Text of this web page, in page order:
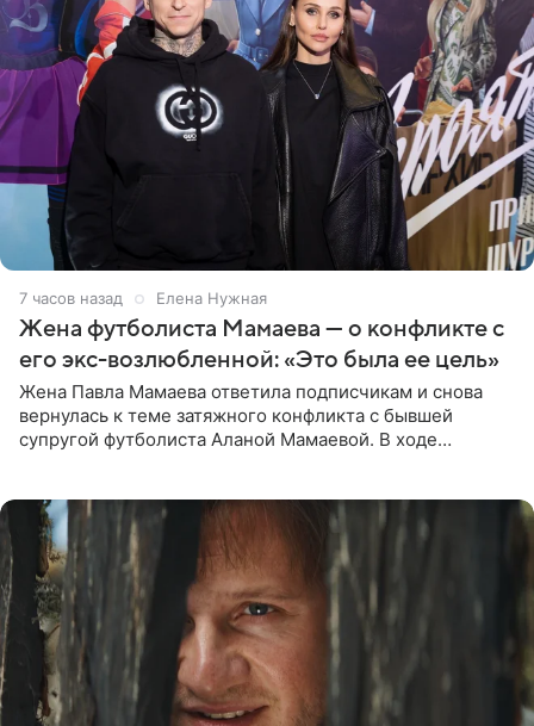
7 часов назад Елена Нужная
Жена футболиста Мамаева — о конфликте с
его экс-возлюбленной: «Это была ее цель»
Жена Павла Мамаева ответила подписчикам и снова
вернулась к теме затяжного конфликта с бывшей
супругой футболиста Аланой Мамаевой. В ходе